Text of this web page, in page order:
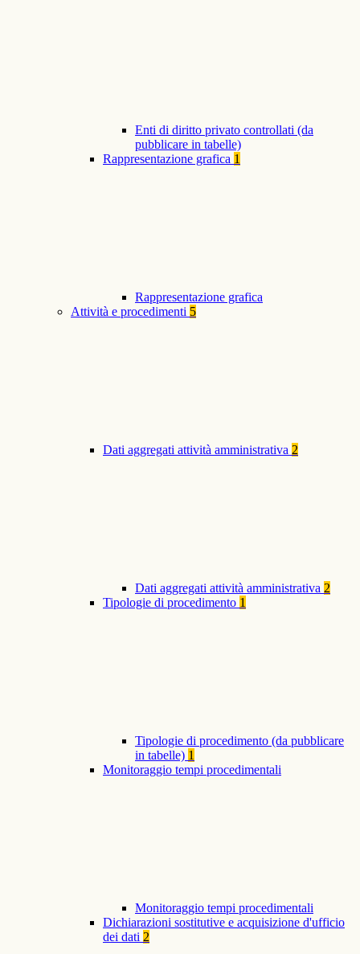
Enti di diritto privato controllati (da
pubblicare in tabelle)
Rappresentazione grafica 1
Rappresentazione grafica
Attività e procedimenti 5
Dati aggregati attività amministrativa 2
Dati aggregati attività amministrativa 2
Tipologie di procedimento 1
Tipologie di procedimento (da pubblicare
in tabelle) 1
Monitoraggio tempi procedimentali
Monitoraggio tempi procedimentali
Dichiarazioni sostitutive e acquisizione d'ufficio
dei dati 2